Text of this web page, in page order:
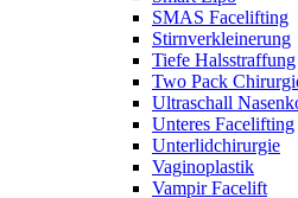
SMAS Facelifting
Stirnverkleinerung
Tiefe Halsstraffung
Two Pack
Ultraschall
Unteres Facelifting
Unterlidchirurgie
Vaginoplastik
Vampir Facelift